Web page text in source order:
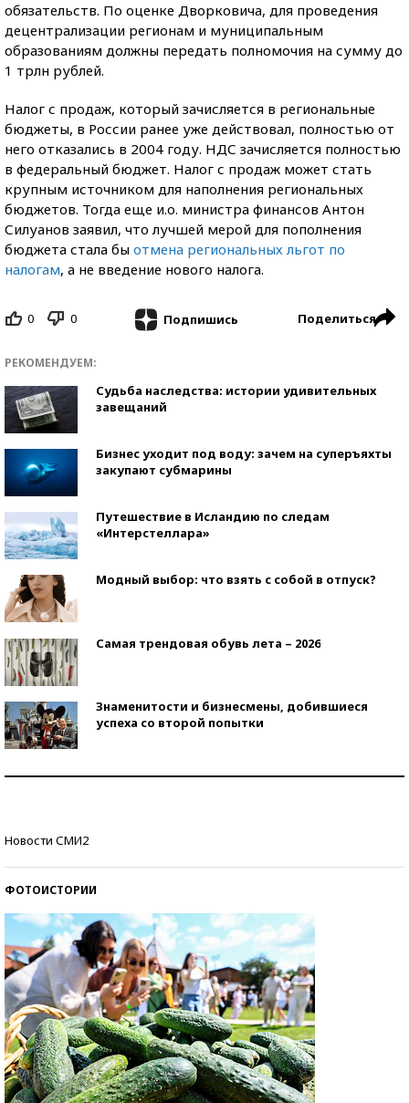
обязательств. По оценке Дворковича, для проведения
децентрализации регионам и муниципальным
образованиям должны передать полномочия на сумму до
1 трлн рублей.
Налог с продаж, который зачисляется в региональные
бюджеты, в России ранее уже действовал, полностью от
него отказались в 2004 году. НДС зачисляется полностью
в федеральный бюджет. Налог с продаж может стать
крупным источником для наполнения региональных
бюджетов. Тогда еще и.о. министра финансов Антон
Силуанов заявил, что лучшей мерой для пополнения
бюджета стала бы отмена региональных льгот по
налогам, а не введение нового налога.
0 0 Подпишись Поделиться
РЕКОМЕНДУЕМ:
Судьба наследства: истории удивительных
завещаний
Бизнес уходит под воду: зачем на суперъяхты
закупают субмарины
Путешествие в Исландию по следам
«Интерстеллара»
Модный выбор: что взять с собой в отпуск?
Самая трендовая обувь лета – 2026
Знаменитости и бизнесмены, добившиеся
успеха со второй попытки
Новости СМИ2
ФОТОИСТОРИИ